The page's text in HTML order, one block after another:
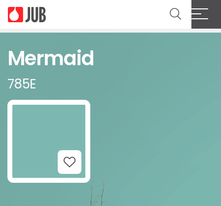
Mermaid
785E
Add to Wishlist